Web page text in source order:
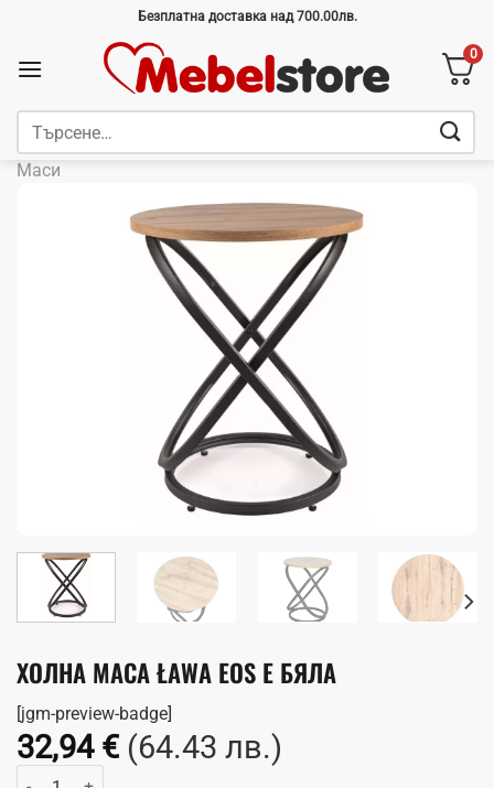
content
Безплатна доставка над 700.00лв.
0
Търсене
Маси
ХОЛНА МАСА ŁAWA EOS E БЯЛА
[jgm-preview-badge]
32,94 € (64.43 лв.)
количество за Холна маса Ława Eos E бяла